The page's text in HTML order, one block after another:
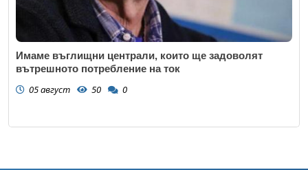
Имаме въглищни централи, които ще задоволят
вътрешното потребление на ток
05 август 50 0